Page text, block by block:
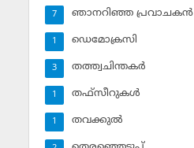
ഞാനറിഞ്ഞ പ്രവാചകന്‍
7
ഡെമോക്രസി
1
തത്ത്വചിന്തകര്‍
3
തഫ്‌സീറുകള്‍
1
തവക്കുല്‍
1